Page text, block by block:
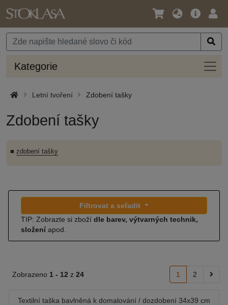
Jazyk
Měna
Hlavní
Kategorie
Letní tvoření Zdobení tašky
Zdobení tašky
■ zdobení tašky
Filtrovat a seřadit
TIP: Zobrazte si zboží dle barev, výtvarných technik,
složení apod.
Zobrazeno 1 - 12 z 24 1 2
Textilní taška bavlněná k domalování / dozdobení 34x39 cm